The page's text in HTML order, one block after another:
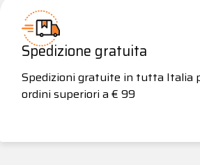
Spedizione gratuita
Spedizioni gratuite in tutta Italia
ordini superiori a € 99